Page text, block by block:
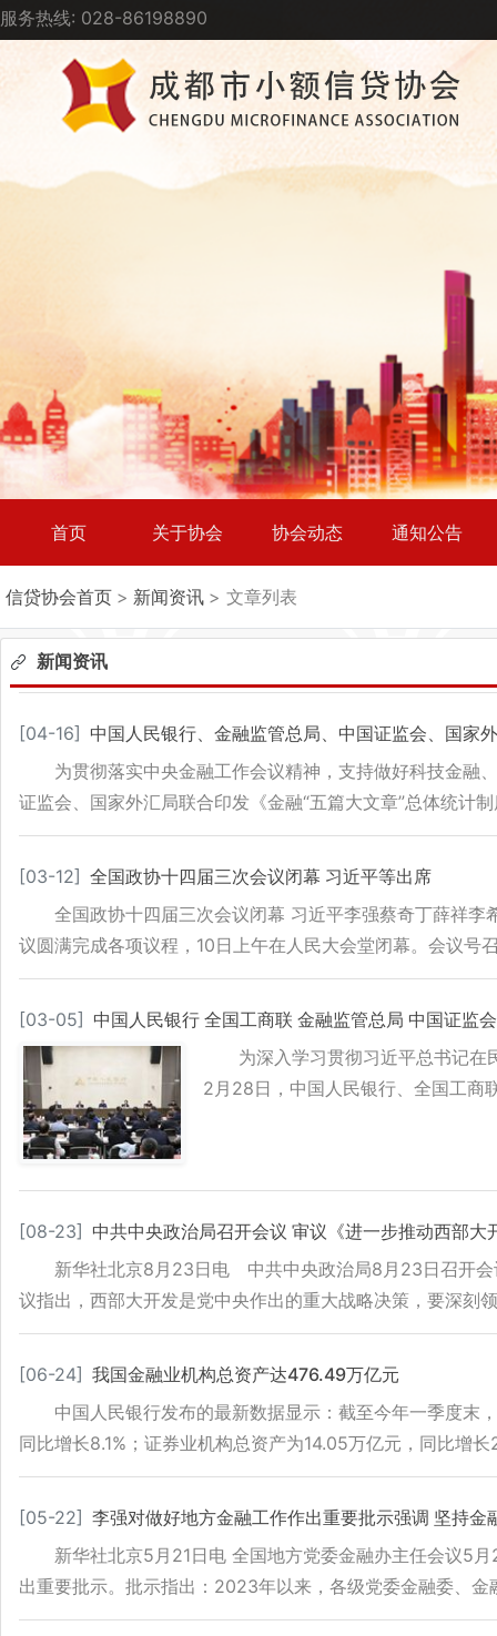
服务热线: 028-86198890
首页 关于协会 协会动态 通知公告
信贷协会首页 > 新闻资讯 > 文章列表
新闻资讯
[04-16] 中国人民银行、金融监管总局、中国证监会、国家
为贯彻落实中央金融工作会议精神，支持做好科技金融
证监会、国家外汇局联合印发《金融“五篇大文章”总体统计
[03-12] 全国政协十四届三次会议闭幕 习近平等出席​
全国政协十四届三次会议闭幕 习近平李强蔡奇丁薛祥
议圆满完成各项议程，10日上午在人民大会堂闭幕。会议号
[03-05] 中国人民银行 全国工商联 金融监管总局 中国证监
为深入学习贯彻习近平总书记
2月28日，中国人民银行、全国工商
[08-23] 中共中央政治局召开会议 审议《进一步推动西部
新华社北京8月23日电 中共中央政治局8月23日召开会
议指出，西部大开发是党中央作出的重大战略决策，要深刻
[06-24] 我国金融业机构总资产达476.49万亿元
中国人民银行发布的最新数据显示：截至今年一季度
同比增长8.1%；证券业机构总资产为14.05万亿元，同比增
[05-22] 李强对做好地方金融工作作出重要批示强调 坚持
新华社北京5月21日电 全国地方党委金融办主任会议5
出重要批示。批示指出：2023年以来，各级党委金融委、